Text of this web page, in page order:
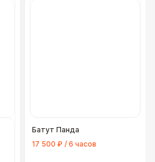
Батут Панда
17 500 ₽ / 6 часов